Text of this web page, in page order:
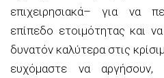
επιχειρησιακά– για να
επίπεδο ετοιμότητας και
δυνατόν καλύτερα στις
ευχόμαστε να